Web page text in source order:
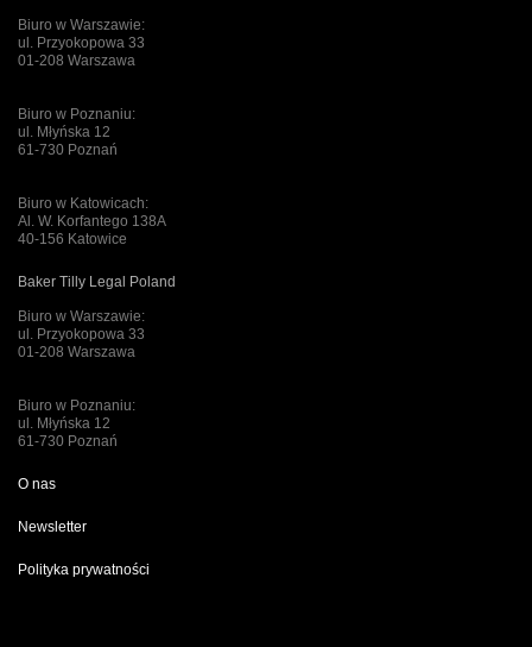
Biuro w Warszawie:
ul. Przyokopowa 33
01-208 Warszawa
Biuro w Poznaniu:
ul. Młyńska 12
61-730 Poznań
Biuro w Katowicach:
Al. W. Korfantego 138A
40-156 Katowice
Baker Tilly Legal Poland
Biuro w Warszawie:
ul. Przyokopowa 33
01-208 Warszawa
Biuro w Poznaniu:
ul. Młyńska 12
61-730 Poznań
O nas
Newsletter
Polityka prywatności